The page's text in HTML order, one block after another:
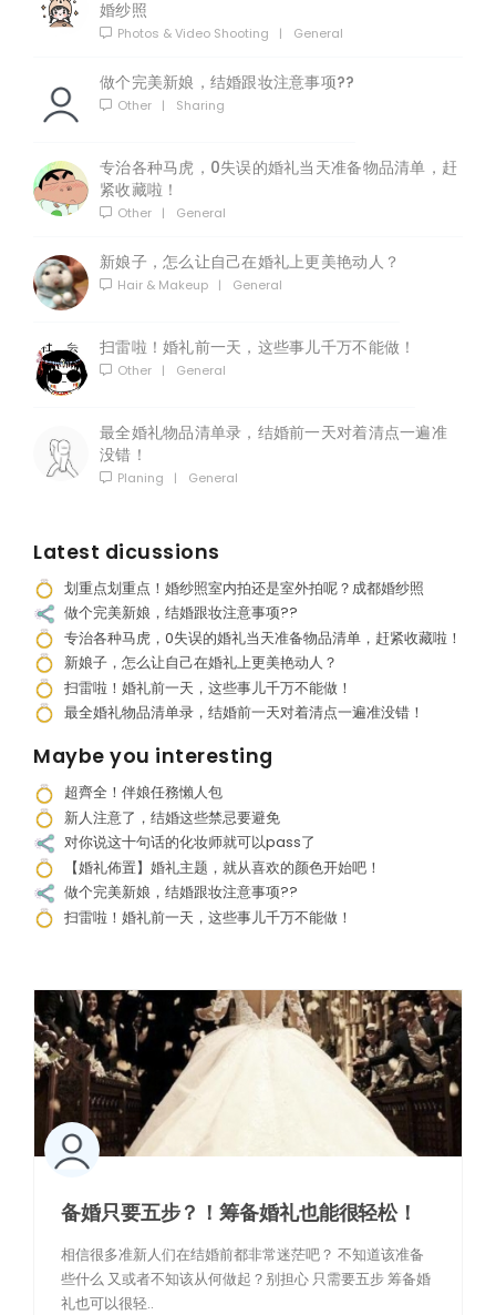
婚纱照
Photos & Video Shooting | General
做个完美新娘，结婚跟妆注意事项??
Other | Sharing
专治各种马虎，0失误的婚礼当天准备物品清单，赶
紧收藏啦！
Other | General
新娘子，怎么让自己在婚礼上更美艳动人？
Hair & Makeup | General
扫雷啦！婚礼前一天，这些事儿千万不能做！
Other | General
最全婚礼物品清单录，结婚前一天对着清点一遍准
没错！
Planing | General
Latest dicussions
划重点划重点！婚纱照室内拍还是室外拍呢？成都婚纱照
做个完美新娘，结婚跟妆注意事项??
专治各种马虎，0失误的婚礼当天准备物品清单，赶紧收藏啦！
新娘子，怎么让自己在婚礼上更美艳动人？
扫雷啦！婚礼前一天，这些事儿千万不能做！
最全婚礼物品清单录，结婚前一天对着清点一遍准没错！
Maybe you interesting
超齊全！伴娘任務懶人包
新人注意了，结婚这些禁忌要避免
对你说这十句话的化妆师就可以pass了
【婚礼佈置】婚礼主题，就从喜欢的颜色开始吧！
做个完美新娘，结婚跟妆注意事项??
扫雷啦！婚礼前一天，这些事儿千万不能做！
备婚只要五步？！筹备婚礼也能很轻松！
相信很多准新人们在结婚前都非常迷茫吧？ 不知道该准备
些什么 又或者不知该从何做起？别担心 只需要五步 筹备婚
礼也可以很轻..